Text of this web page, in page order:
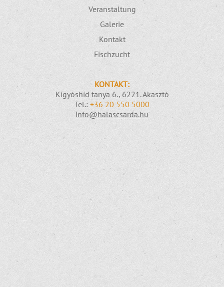
Veranstaltung
Galerie
Kontakt
Fischzucht
KONTAKT:
Kígyóshíd tanya 6., 6221. Akasztó
Tel.: +36 20 550 5000
info@halascsarda.hu